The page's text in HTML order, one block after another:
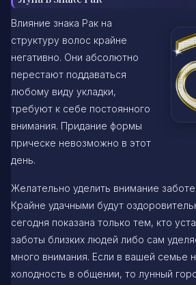
Влияние знака Рак на
структуру волос крайне
негативно. Они абсолютно
перестают поддаваться
любому виду укладки,
требуют к себе постоянного
внимания. Придание формы
прическе невозможно в этот
день.
Желательно уделить внимание
Крайне удачными будут
сегодня показана только тем, кто
заботы близких людей либо сам
много внимания. Если в вашей семье
холодность в общении, то лунный